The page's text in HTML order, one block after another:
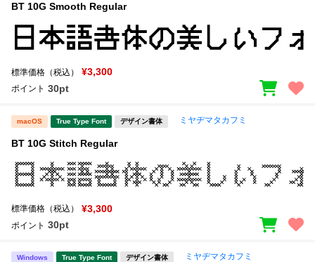
BT 10G Smooth Regular
標準価格（税込） ¥3,300
ポイント 30pt
macOS True Type Font デザイン書体 ミヤヂマタカフミ
BT 10G Stitch Regular
標準価格（税込） ¥3,300
ポイント 30pt
Windows True Type Font デザイン書体 ミヤヂマタカフミ